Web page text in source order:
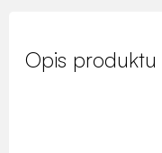
Opis produktu